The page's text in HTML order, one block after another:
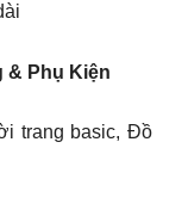
& Phụ Kiện
trang basic, Đồ